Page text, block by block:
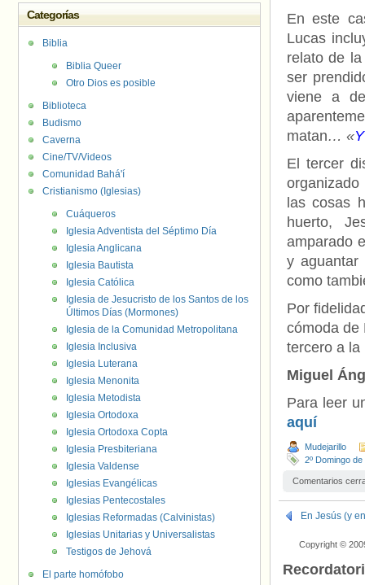
En este
Lucas
relato de
ser
viene a
matan… «
El tercer
las cosas
huerto,
amparado
y
como
Por
cómoda de
tercero a la
Miguel
Para leer
aquí
Mudejarillo
2º Domingo
Comentarios
En Jesús (y
Copyright ©
Categorías
Biblia
Biblia Queer
Otro Dios es posible
Biblioteca
Budismo
Caverna
Cine/TV/Videos
Comunidad Bahá'í
Cristianismo (Iglesias)
Cuáqueros
Iglesia Adventista del Séptimo Día
Iglesia Anglicana
Iglesia Bautista
Iglesia Católica
Iglesia de Jesucristo de los Santos de los
Últimos Días (Mormones)
Iglesia de la Comunidad Metropolitana
Iglesia Inclusiva
Iglesia Luterana
Iglesia Menonita
Iglesia Metodista
Iglesia Ortodoxa
Iglesia Ortodoxa Copta
Iglesia Presbiteriana
Iglesia Valdense
Iglesias Evangélicas
Iglesias Pentecostales
Iglesias Reformadas (Calvinistas)
Iglesias Unitarias y Universalistas
Testigos de Jehová
El parte homófobo